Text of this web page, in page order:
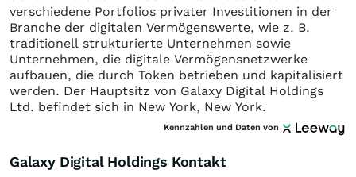
verschiedene Portfolios privater Investitionen in der
Branche der digitalen Vermögenswerte, wie z. B.
traditionell strukturierte Unternehmen sowie
Unternehmen, die digitale Vermögensnetzwerke
aufbauen, die durch Token betrieben und kapitalisiert
werden. Der Hauptsitz von Galaxy Digital Holdings
Ltd. befindet sich in New York, New York.
Kennzahlen und Daten von
Galaxy Digital Holdings Kontakt